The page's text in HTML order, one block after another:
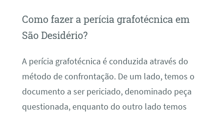
Como fazer a perícia grafotécnica em
São Desidério?
A perícia grafotécnica é conduzida através do
método de confrontação. De um lado, temos o
documento a ser periciado, denominado peça
questionada, enquanto do outro lado temos